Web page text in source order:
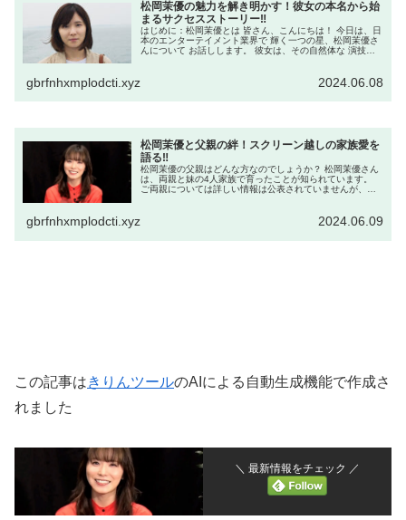
松岡茉優の魅力を解き明かす！彼女の本名から始
まるサクセスストーリー‼
はじめに：松岡茉優とは 皆さん、こんにちは！ 今日は、日
本のエンターテイメント業界で 輝く一つの星、松岡茉優さ
んについて お話しします。 彼女は、その自然体な 演技と
gbrfnhxmplodcti.xyz 2024.06.08
松岡茉優と父親の絆！スクリーン越しの家族愛を
語る‼
松岡茉優の父親はどんな方なのでしょうか？ 松岡茉優さん
は、両親と妹の4人家族で育ったことが知られています。
ご両親については詳しい情報は公表されていませんが、若
gbrfnhxmplodcti.xyz 2024.06.09
この記事はきりんツールのAIによる自動生成機能で作成さ
れました
＼ 最新情報をチェック ／